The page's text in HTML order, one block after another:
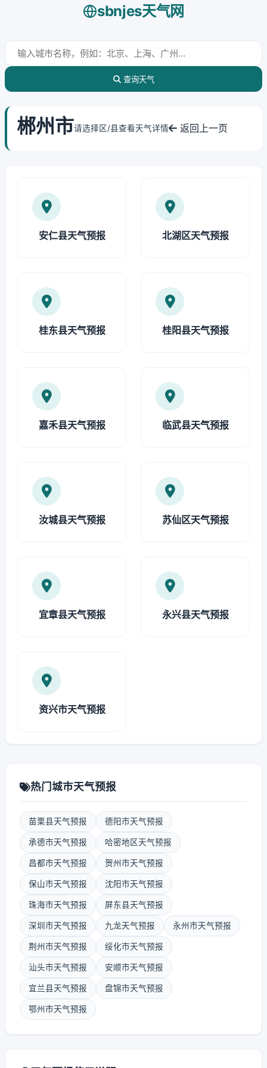
sbnjes天气网
查询天气
郴州市请选择区/县查看天气详情 返回上一页
安仁县天气预报 北湖区天气预报
桂东县天气预报 桂阳县天气预报
嘉禾县天气预报 临武县天气预报
汝城县天气预报 苏仙区天气预报
宜章县天气预报 永兴县天气预报
资兴市天气预报
热门城市天气预报
苗栗县天气预报 德阳市天气预报
承德市天气预报 哈密地区天气预报
昌都市天气预报 贺州市天气预报
保山市天气预报 沈阳市天气预报
珠海市天气预报 屏东县天气预报
深圳市天气预报 九龙天气预报 永州市天气预报
荆州市天气预报 绥化市天气预报
汕头市天气预报 安顺市天气预报
宜兰县天气预报 盘锦市天气预报
鄂州市天气预报